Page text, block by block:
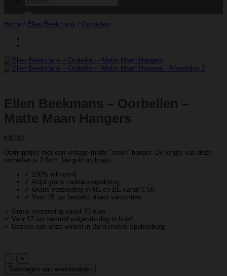
Home / Ellen Beekmans / Oorbellen
Ellen Beekmans – Oorbellen –
Matte Maan Hangers
€30.00
Oorringetjes met een vintage matte “moon” hanger. De lengte van deze
oorbellen is 2.5cm. Verguld op brass.
✓ 100% nikkelvrij
✓ Altijd gratis cadeauverpakking
✓ Gratis verzending in NL en BE vanaf € 50,-
✓ Voor 15 uur besteld, direct verzonden
✓ Gratis verzending vanaf 75 euro
✓ Voor 17 uur besteld volgende dag in huis!
✓ Bezoek ook onze winkel in Bunschoten-Spakenburg
–
Toevoegen aan winkelwagen